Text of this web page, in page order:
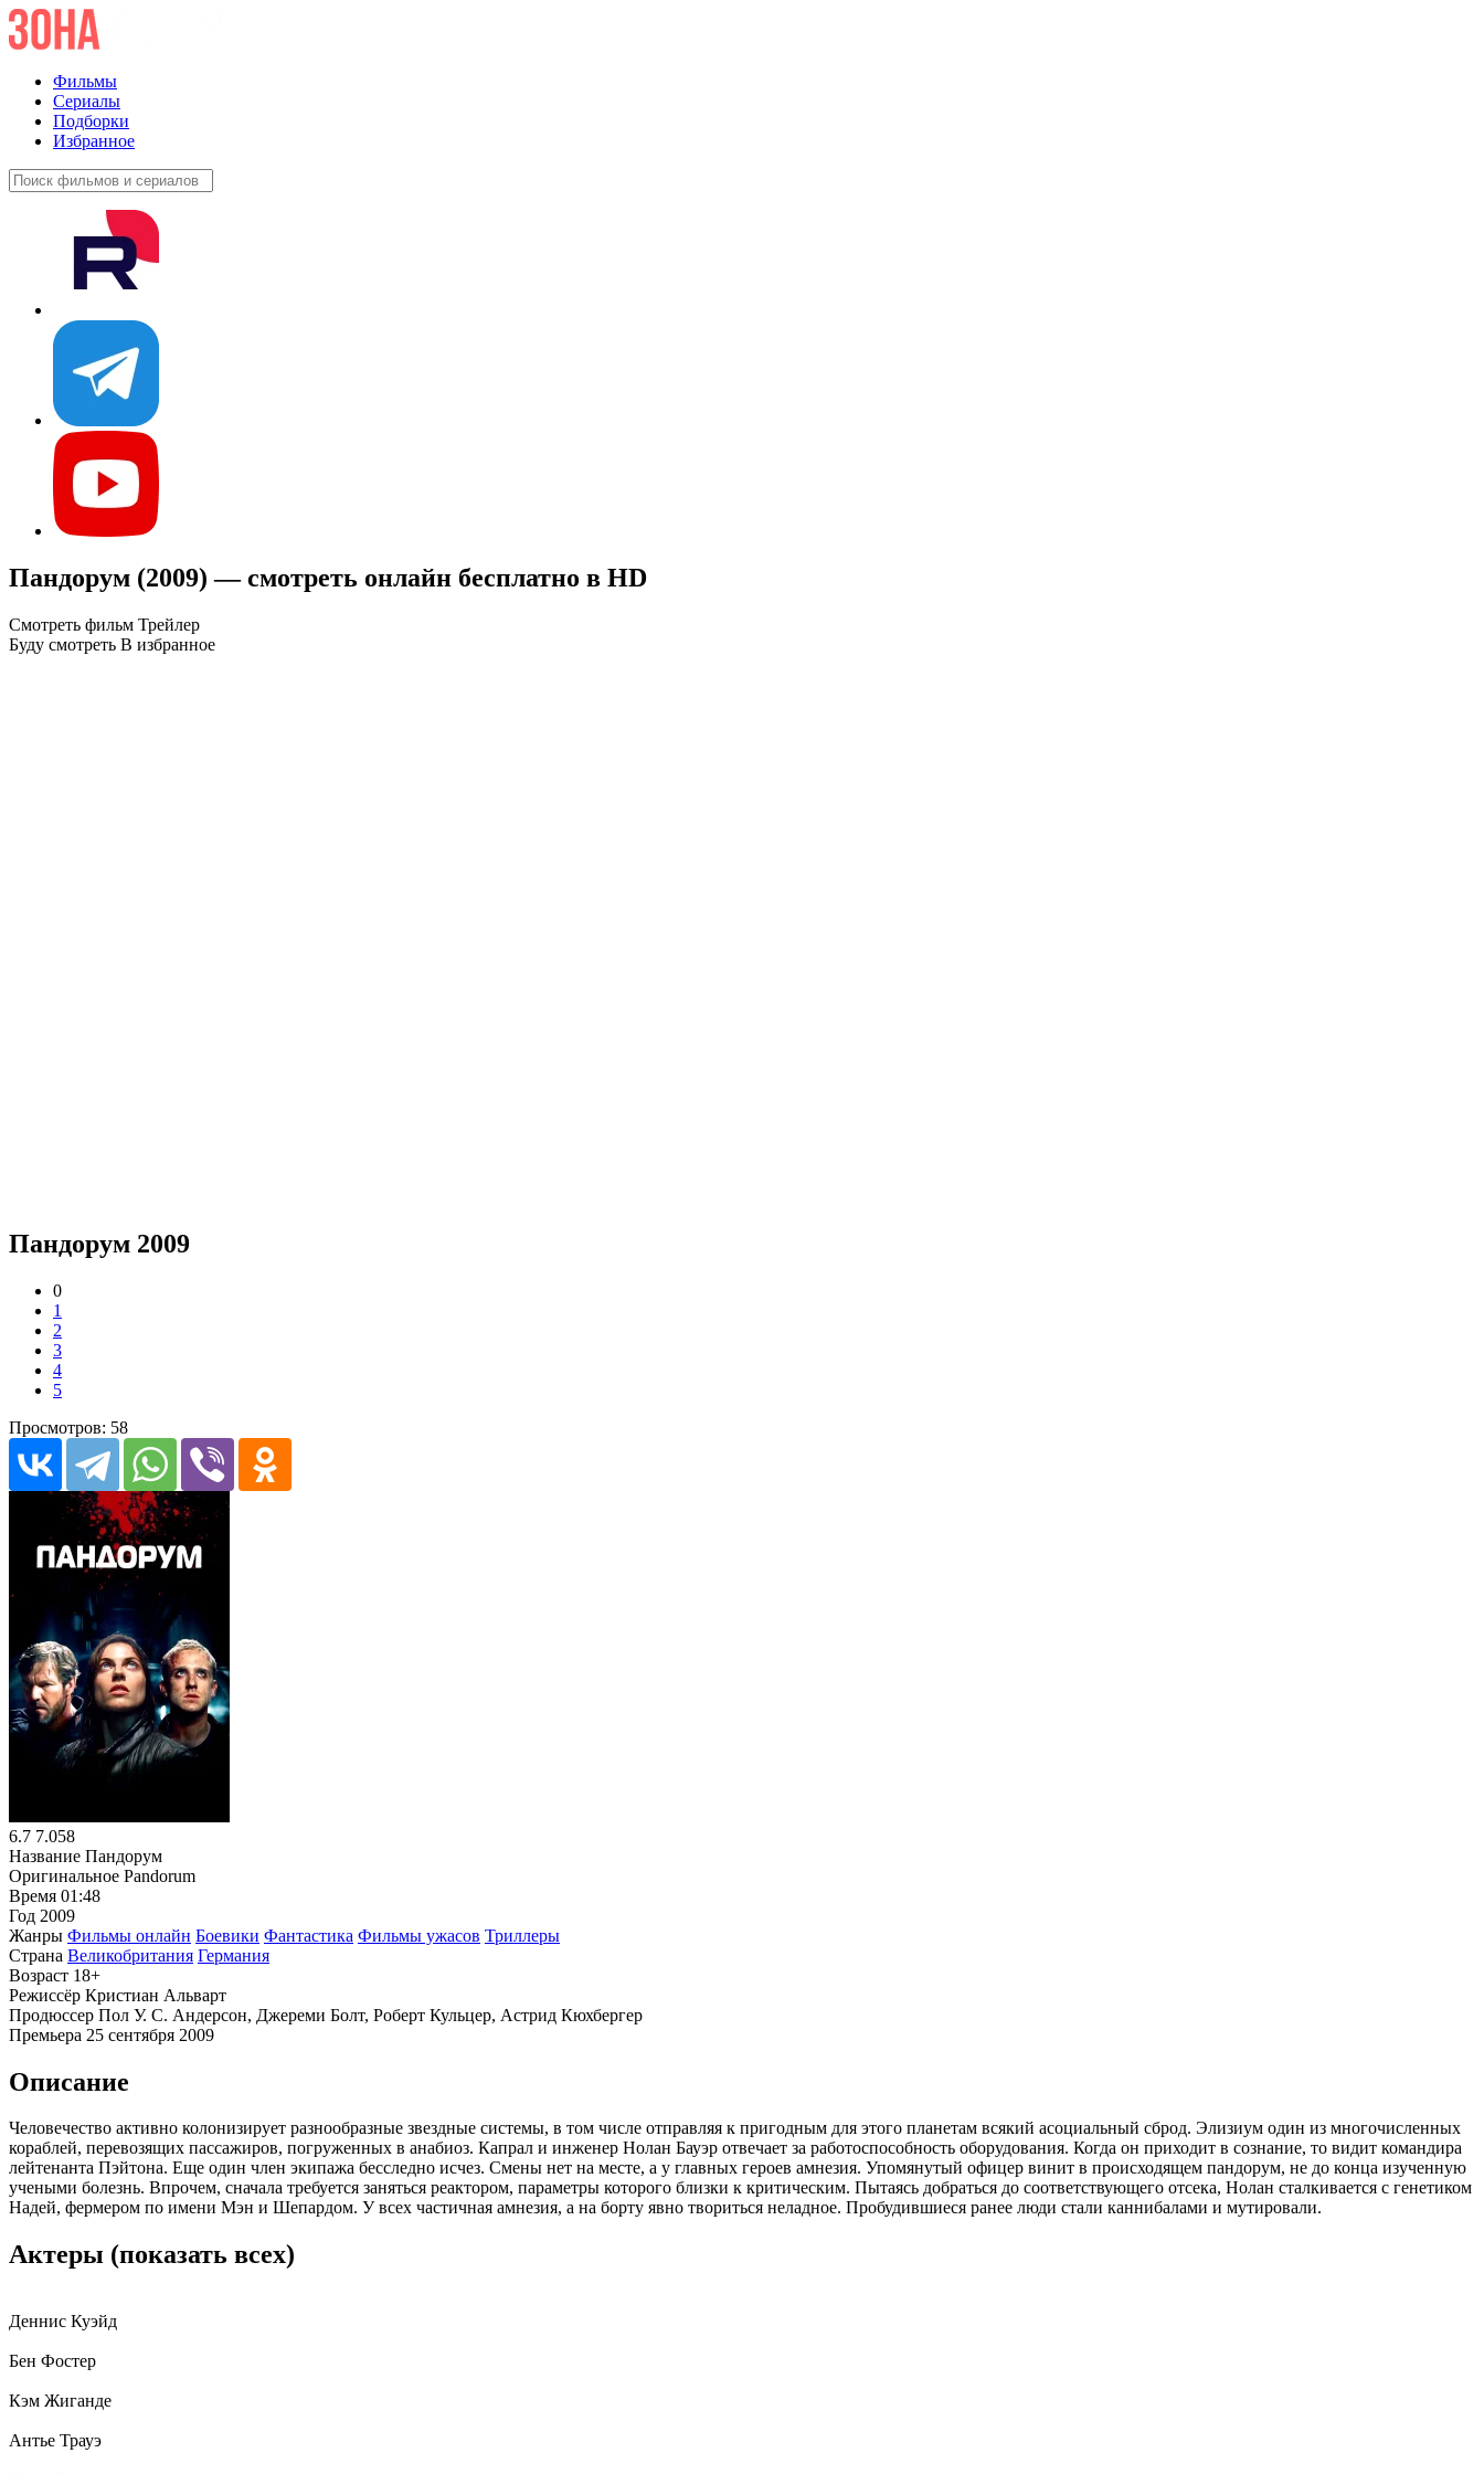
Фильмы
Сериалы
Подборки
Избранное
Пандорум (2009) — смотреть онлайн бесплатно в HD
Смотреть фильм Трейлер
Буду смотреть В избранное
Пандорум 2009
0
1
2
3
4
5
Просмотров: 58
6.7 7.058
Название Пандорум
Оригинальное Pandorum
Время 01:48
Год 2009
Жанры Фильмы онлайн Боевики Фантастика Фильмы ужасов Триллеры
Страна Великобритания Германия
Возраст 18+
Режиссёр Кристиан Альварт
Продюссер Пол У. С. Андерсон, Джереми Болт, Роберт Кульцер, Астрид Кюхбергер
Премьера 25 сентября 2009
Описание
Человечество активно колонизирует разнообразные звездные системы, в том числе отправляя к пригодным для этого планетам всякий асоциальный сброд. Элизиум один из многочисленных
кораблей, перевозящих пассажиров, погруженных в анабиоз. Капрал и инженер Нолан Бауэр отвечает за работоспособность оборудования. Когда он приходит в сознание, то видит командира
лейтенанта Пэйтона. Еще один член экипажа бесследно исчез. Смены нет на месте, а у главных героев амнезия. Упомянутый офицер винит в происходящем пандорум, не до конца изученную
учеными болезнь. Впрочем, сначала требуется заняться реактором, параметры которого близки к критическим. Пытаясь добраться до соответствующего отсека, Нолан сталкивается с генетиком
Надей, фермером по имени Мэн и Шепардом. У всех частичная амнезия, а на борту явно твориться неладное. Пробудившиеся ранее люди стали каннибалами и мутировали.
Актеры (показать всех)
Деннис Куэйд
Бен Фостер
Кэм Жиганде
Антье Трауэ